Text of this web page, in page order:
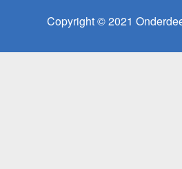
Copyright © 2021